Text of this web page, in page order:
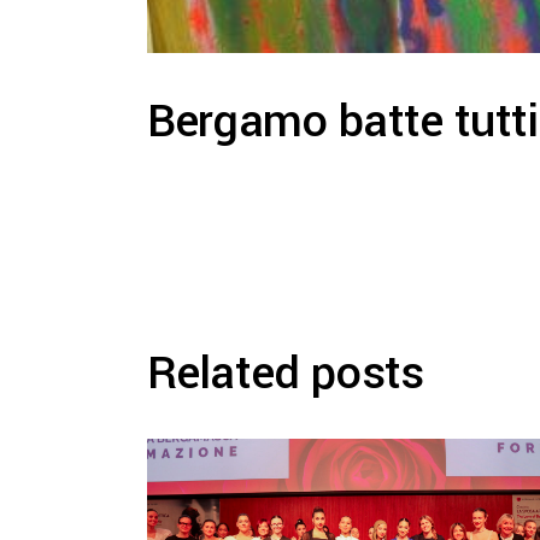
Bergamo batte
Related posts